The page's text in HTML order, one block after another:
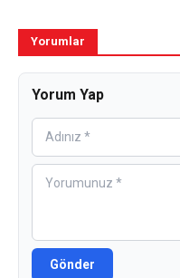
Yorumlar
Yorum Yap
Gönder